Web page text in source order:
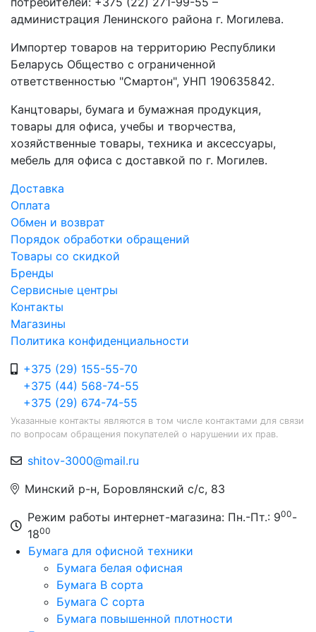
администрация Ленинского района г. Могилева.
Импортер товаров на территорию Республики
Беларусь Общество с ограниченной
ответственностью "Смартон", УНП 190635842.
Канцтовары, бумага и бумажная продукция,
товары для офиса, учебы и творчества,
хозяйственные товары, техника и аксессуары,
мебель для офиса с доставкой по г. Могилев.
Доставка
Оплата
Обмен и возврат
Порядок обработки обращений
Товары со скидкой
Бренды
Сервисные центры
Контакты
Магазины
Политика конфиденциальности
+375 (29) 155-55-70
+375 (44) 568-74-55
+375 (29) 674-74-55
Указанные контакты являются в том числе контактами для связи
по вопросам обращения покупателей о нарушении их прав.
shitov-3000@mail.ru
Минский р-н, Боровлянский с/с, 83
Режим работы интернет-магазина: Пн.-Пт.: 900-
1800
Бумага для офисной техники
Бумага белая офисная
Бумага B сорта
Бумага C сорта
Бумага повышенной плотности